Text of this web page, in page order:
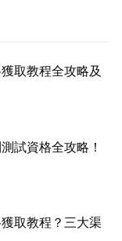
取教程全攻略及
試資格全攻略！
取教程？三大渠